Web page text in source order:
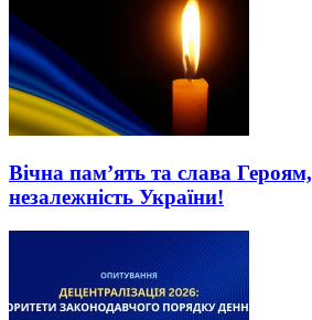
Вічна пам’ять та слава
незалежність України!